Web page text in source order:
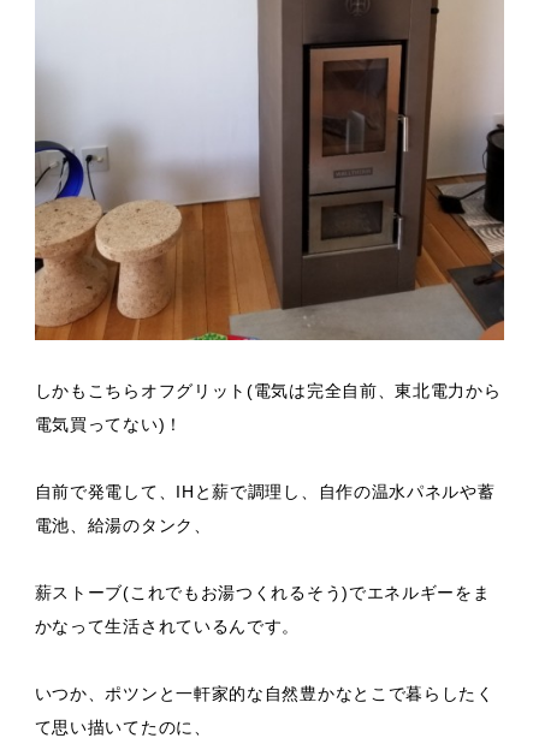
しかもこちらオフグリット(電気は完全自前、東北電力から
電気買ってない)！
自前で発電して、IHと薪で調理し、自作の温水パネルや蓄
電池、給湯のタンク、
薪ストーブ(これでもお湯つくれるそう)でエネルギーをま
かなって生活されているんです。
いつか、ポツンと一軒家的な自然豊かなとこで暮らしたく
て思い描いてたのに、